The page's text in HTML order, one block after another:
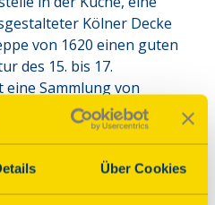
Über Cookies
Kölner Decke
von 1620 einen guten
des 15. bis 17.
eine Sammlung von
besichtigen. Das Hohe
Standesamtes Bad
Gewölbekeller das